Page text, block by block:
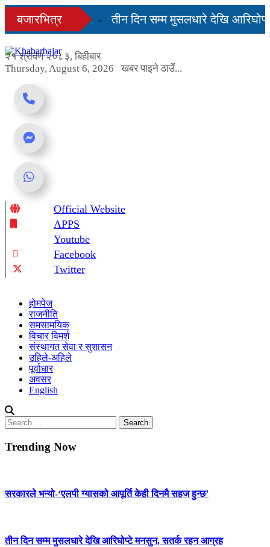
Skip
content
बजारभित्र
दिनमै सहज हुन्छ’
तीन दिन सम्म मुसलधारे देखि
२१ श्रावण २०८३, बिहीबार
Thursday, August 6, 2026
खबर पाइने ठाउँ...
Online News Portal
Official Website
APPS
Youtube
Facebook
Twitter
होमपेज
राजनीति
समसामयिक
विचार विमर्श
संस्थागत सेवा र सुशासन
उहिले-अहिले
पूर्वाधार
अवसर
English
Search
for:
Trending Now
सरकारले भन्यो-‘एलपी ग्यासको आपूर्ति केही दिनमै सहज हुन्छ’
तीन दिन सम्म मुसलधारे देखि आरिघोप्टे मनसुन, सतर्क रहन आग्रह